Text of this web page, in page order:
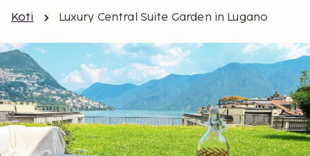
Koti Luxury Central Suite Garden in Lugano